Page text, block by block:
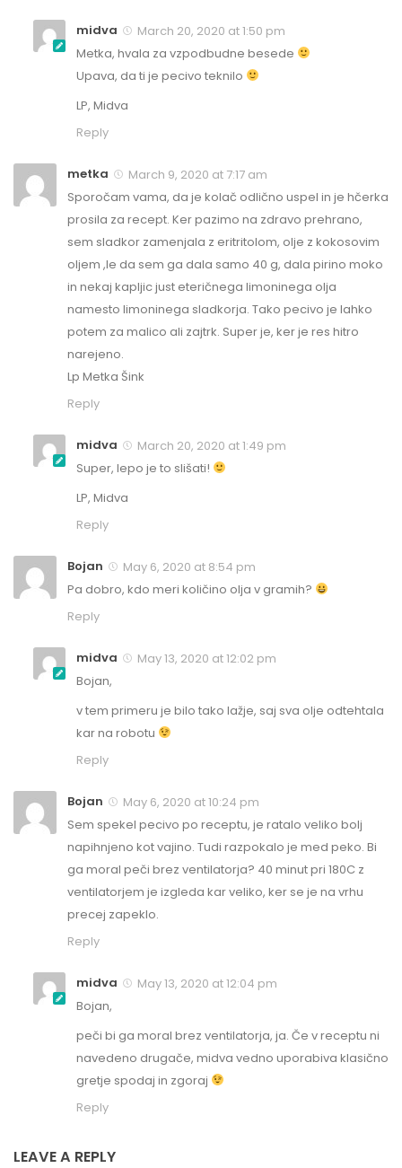
midva
March 20, 2020 at 1:50 pm
Metka, hvala za vzpodbudne besede
Upava, da ti je pecivo teknilo
LP, Midva
Reply
metka
March 9, 2020 at 7:17 am
Sporočam vama, da je kolač odlično uspel in je hčerka
prosila za recept. Ker pazimo na zdravo prehrano,
sem sladkor zamenjala z eritritolom, olje z kokosovim
oljem ,le da sem ga dala samo 40 g, dala pirino moko
in nekaj kapljic just eteričnega limoninega olja
namesto limoninega sladkorja. Tako pecivo je lahko
potem za malico ali zajtrk. Super je, ker je res hitro
narejeno.
Lp Metka Šink
Reply
midva
March 20, 2020 at 1:49 pm
Super, lepo je to slišati!
LP, Midva
Reply
Bojan
May 6, 2020 at 8:54 pm
Pa dobro, kdo meri količino olja v gramih?
Reply
midva
May 13, 2020 at 12:02 pm
Bojan,
v tem primeru je bilo tako lažje, saj sva olje odtehtala
kar na robotu
Reply
Bojan
May 6, 2020 at 10:24 pm
Sem spekel pecivo po receptu, je ratalo veliko bolj
napihnjeno kot vajino. Tudi razpokalo je med peko. Bi
ga moral peči brez ventilatorja? 40 minut pri 180C z
ventilatorjem je izgleda kar veliko, ker se je na vrhu
precej zapeklo.
Reply
midva
May 13, 2020 at 12:04 pm
Bojan,
peči bi ga moral brez ventilatorja, ja. Če v receptu ni
navedeno drugače, midva vedno uporabiva klasično
gretje spodaj in zgoraj
Reply
LEAVE A REPLY